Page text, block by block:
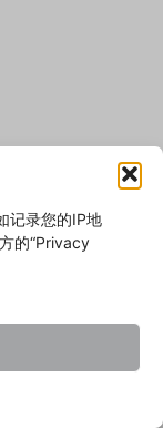
记录您的IP地
的“Privacy